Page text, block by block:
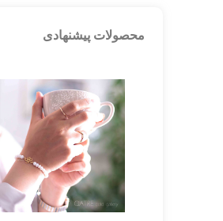
محصولات پیشنهادی